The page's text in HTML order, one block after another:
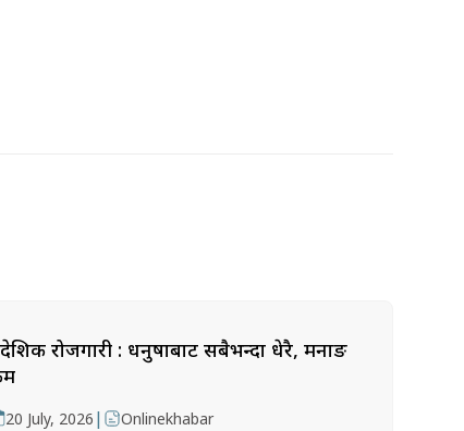
रोजगारी : धनुषाबाट सबैभन्दा धेरै, मनाङ
20 July, 2026 | Onlinekhabar